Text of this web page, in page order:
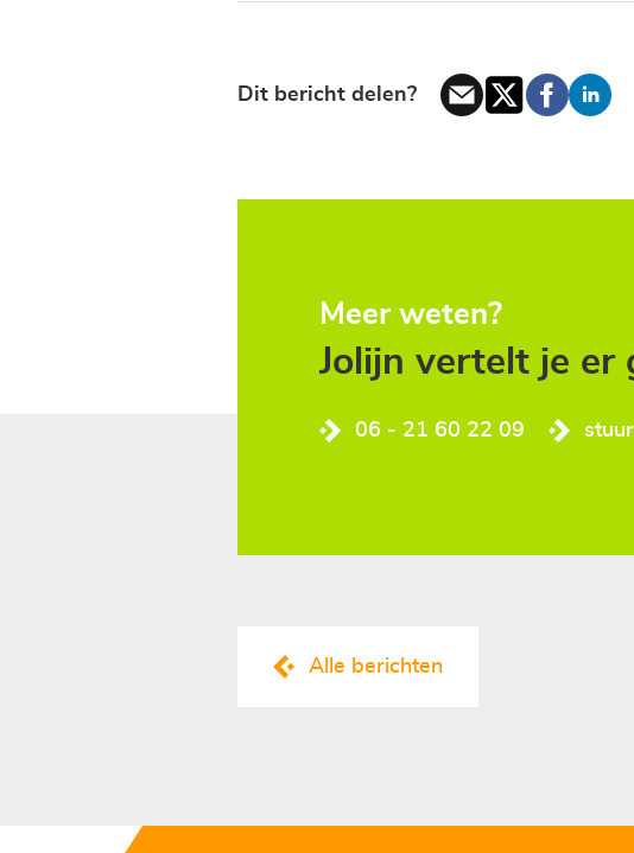
Dit bericht delen?
Meer weten?
Jolijn vertelt je er
06 - 21 60 22 09
Alle berichten